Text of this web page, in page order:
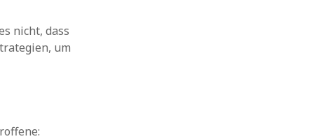
nicht, dass
um